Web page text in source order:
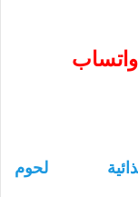
واتساب
لحوم